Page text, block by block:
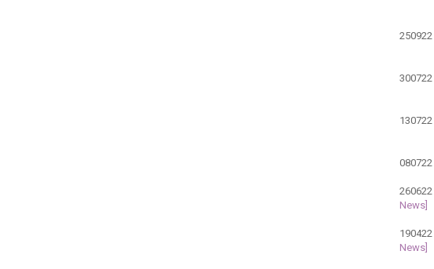
250922
300722
130722
080722
260622
News]
190422
News]